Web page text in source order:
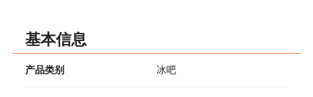
基本信息
产品类别 冰吧